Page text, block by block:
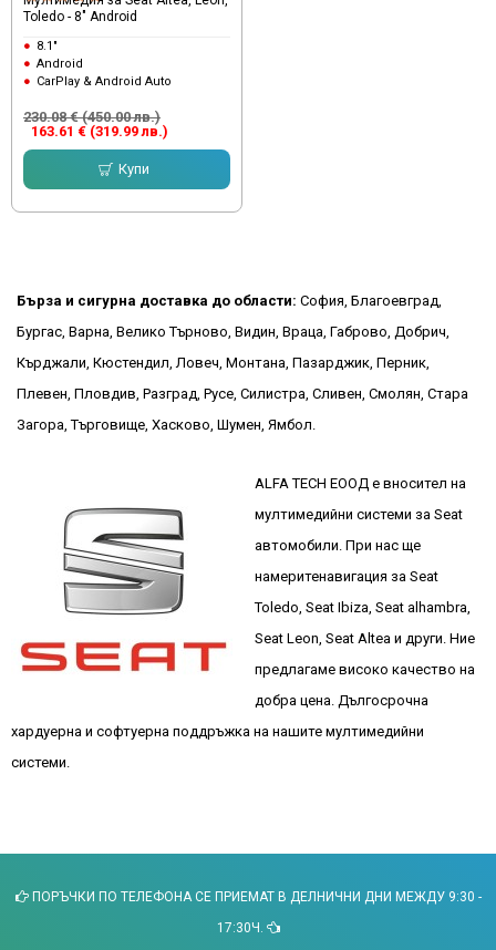
ALFA TECH ЕООД е вносител на
мултимедийни системи за Seat
автомобили. При нас ще
намеритенавигация за Seat
Toledo, Seat Ibiza, Seat alhambra,
Seat Leon, Seat Altea и други. Ние
предлагаме високо качество на
добра цена. Дългосрочна
хардуерна и софтуерна поддръжка на нашите мултимедийни
системи.
Toledo - 8" Android
8.1"
Android
CarPlay & Android Auto
163.61 € (319.99 лв.)
230.08 € (450.00 лв.)
Купи
Бърза и сигурна доставка до области: София, Благоевград,
Бургас, Варна, Велико Търново, Видин, Враца, Габрово, Добрич,
Кърджали, Кюстендил, Ловеч, Монтана, Пазарджик, Перник,
Плевен, Пловдив, Разград, Русе, Силистра, Сливен, Смолян, Стара
Загора, Търговище, Хасково, Шумен, Ямбол.
ПОРЪЧКИ ПО ТЕЛЕФОНА СЕ ПРИЕМАТ В ДЕЛНИЧНИ ДНИ МЕЖДУ 9:30 -
17:30Ч.